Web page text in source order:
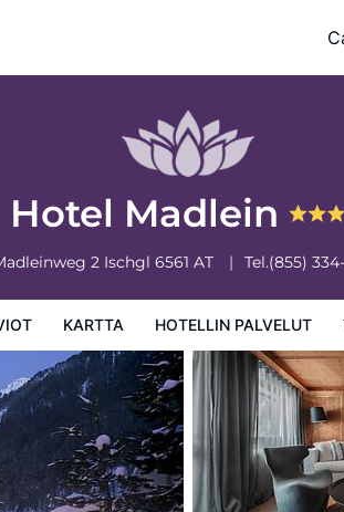
Hotel Madlein
2 Ischgl 6561 AT Tel.(855)
KARTTA HOTELLIN PALVELUT